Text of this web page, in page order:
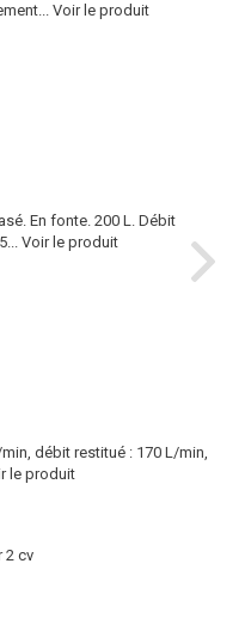
Voir le produit
En fonte. 200 L. Débit
Voir le produit
débit restitué : 170 L/min,
le produit
2 cv